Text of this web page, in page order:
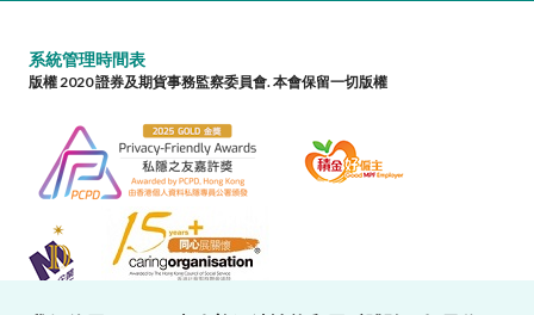
系統管理時間表
版權 2020 證券及期貨事務監察委員會. 本會保留一切版權